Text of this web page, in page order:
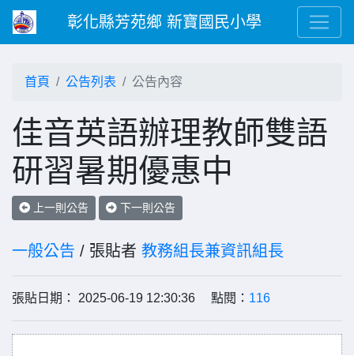
彰化縣芳苑鄉 新寶國民小學
首頁 公告列表 公告內容
佳音英語辦理教師雙語
研習暑期優惠中
上一則公告 下一則公告
一般公告 / 張貼者 教務組長兼資訊組長
張貼日期： 2025-06-19 12:30:36 點閱： 116